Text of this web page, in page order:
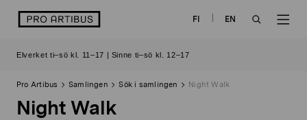
logo FI
EN
Elverket ti–sö kl. 11–17 | Sinne ti–sö kl. 12–17
Pro Artibus Samlingen Sök i samlingen Night Walk
Night Walk